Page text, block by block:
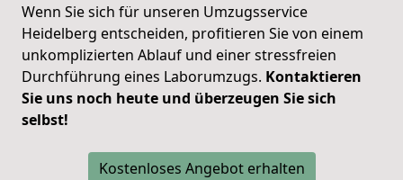
Wenn Sie sich für unseren Umzugsservice
Heidelberg entscheiden, profitieren Sie von einem
unkomplizierten Ablauf und einer stressfreien
Durchführung eines Laborumzugs. Kontaktieren
Sie uns noch heute und überzeugen Sie sich
selbst!
Kostenloses Angebot erhalten